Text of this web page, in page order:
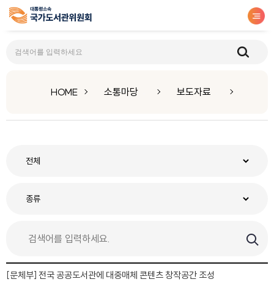
HOME 소통마당 보도자료
[문체부] 전국 공공도서관에 대중매체 콘텐츠 창작공간 조성